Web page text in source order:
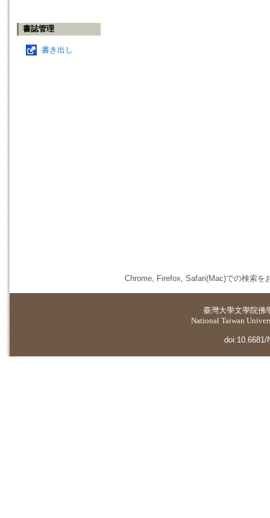
書誌管理
書き出し
Chrome, Firefox, Safari(Mac)での検索を
臺灣大學文學院佛
National Taiwan
doi:10.6681/